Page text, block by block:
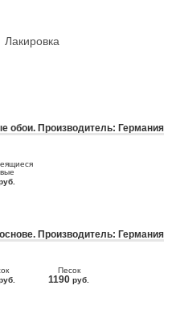
Лакировка
обои. Производитель: Германия
Производитель: Германия
Песок
1190 руб.